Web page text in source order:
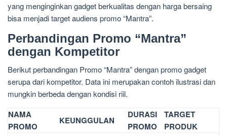
yang menginginkan gadget berkualitas dengan harga bersaing
bisa menjadi target audiens promo “Mantra”.
Perbandingan Promo “Mantra”
dengan Kompetitor
Berikut perbandingan Promo “Mantra” dengan promo gadget
serupa dari kompetitor. Data ini merupakan contoh ilustrasi dan
mungkin berbeda dengan kondisi riil.
NAMA
PROMO
KEUNGGULAN
DURASI
PROMO
TARGET
PRODUK